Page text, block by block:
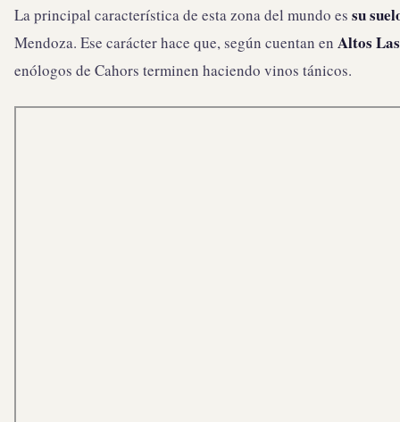
La principal característica de esta zona del mundo es su
Mendoza. Ese carácter hace que, según cuentan en Altos
enólogos de Cahors terminen haciendo vinos tánicos.